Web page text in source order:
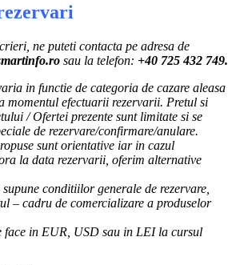
ne puteti contacta pe adresa de
sau la telefon: +40 725 432 749.
in functie de categoria de cazare aleasa
momentul efectuarii rezervarii. Pretul si
/ Ofertei prezente sunt limitate si se
de rezervare/confirmare/anulare.
sunt orientative iar in cazul
la data rezervarii, oferim alternative
conditiilor generale de rezervare,
– cadru de comercializare a produselor
face in EUR, USD sau in LEI la cursul